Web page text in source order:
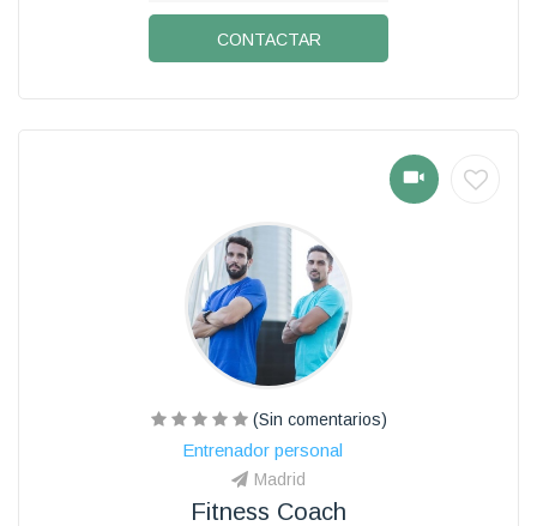
CONTACTAR
(Sin comentarios)
Entrenador personal
Madrid
Fitness Coach